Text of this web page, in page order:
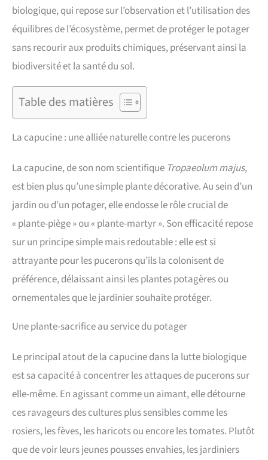
biologique, qui repose sur l’observation et l’utilisation des
équilibres de l’écosystème, permet de protéger le potager
sans recourir aux produits chimiques, préservant ainsi la
biodiversité et la santé du sol.
Table des matières
La capucine : une alliée naturelle contre les pucerons
La capucine, de son nom scientifique Tropaeolum majus,
est bien plus qu’une simple plante décorative. Au sein d’un
jardin ou d’un potager, elle endosse le rôle crucial de
« plante-piège » ou « plante-martyr ». Son efficacité repose
sur un principe simple mais redoutable : elle est si
attrayante pour les pucerons qu’ils la colonisent de
préférence, délaissant ainsi les plantes potagères ou
ornementales que le jardinier souhaite protéger.
Une plante-sacrifice au service du potager
Le principal atout de la capucine dans la lutte biologique
est sa capacité à concentrer les attaques de pucerons sur
elle-même. En agissant comme un aimant, elle détourne
ces ravageurs des cultures plus sensibles comme les
rosiers, les fèves, les haricots ou encore les tomates. Plutôt
que de voir leurs jeunes pousses envahies, les jardiniers